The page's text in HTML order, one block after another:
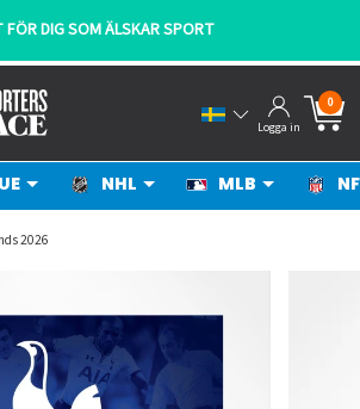
FÖR DIG SOM ÄLSKAR SPORT
Logga in
0
NHL MLB
2026